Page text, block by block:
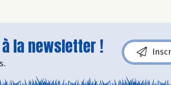
la newsletter !